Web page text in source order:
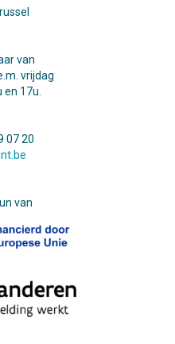
van
vrijdag
17u.
07 20
van